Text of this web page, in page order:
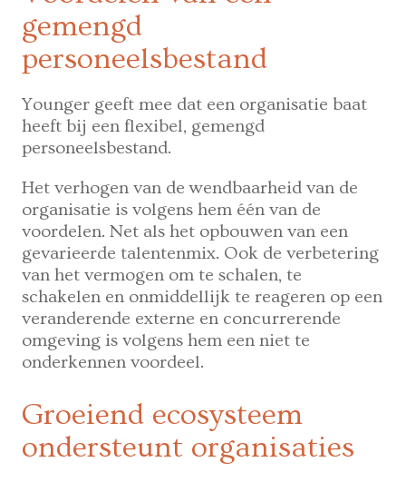
gemengd
personeelsbestand
Younger geeft mee dat een organisatie baat
heeft bij een flexibel, gemengd
personeelsbestand.
Het verhogen van de wendbaarheid van de
organisatie is volgens hem één van de
voordelen. Net als het opbouwen van een
gevarieerde talentenmix. Ook de verbetering
van het vermogen om te schalen, te
schakelen en onmiddellijk te reageren op een
veranderende externe en concurrerende
omgeving is volgens hem een niet te
onderkennen voordeel.
Groeiend ecosysteem
ondersteunt organisaties